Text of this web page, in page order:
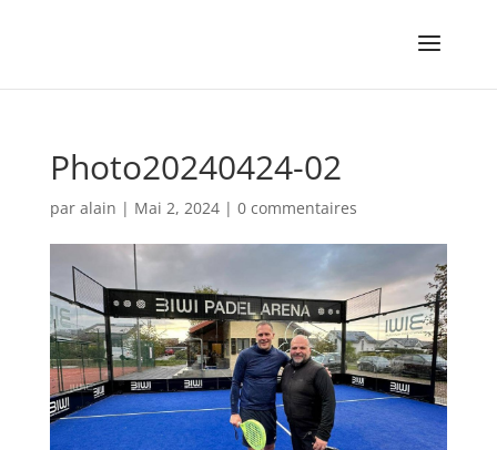
Photo20240424-02
par alain | Mai 2, 2024| 0 commentaires